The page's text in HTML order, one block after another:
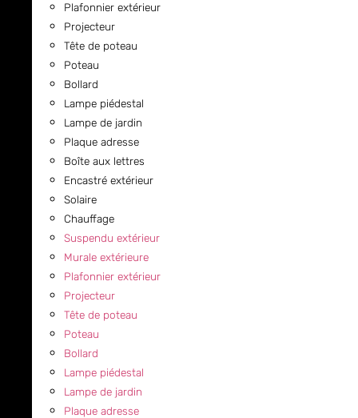
Plafonnier extérieur
Projecteur
Tête de poteau
Poteau
Bollard
Lampe piédestal
Lampe de jardin
Plaque adresse
Boîte aux lettres
Encastré extérieur
Solaire
Chauffage
Suspendu extérieur
Murale extérieure
Plafonnier extérieur
Projecteur
Tête de poteau
Poteau
Bollard
Lampe piédestal
Lampe de jardin
Plaque adresse